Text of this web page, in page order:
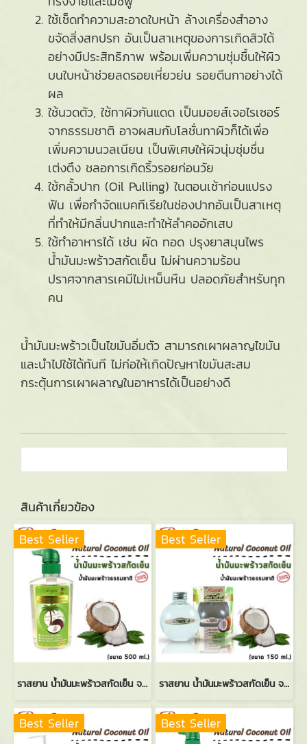
ใช้เช็ดทำความสะอาดใบหน้า ล้างเครื่องสำอาง
ขจัดสิ่งสกปรก อันเป็นสาเหตุของการเกิดสิวได้
อย่างมีประสิทธิภาพ พร้อมเพิ่มความชุ่มชื้นให้ผิว
บนใบหน้าช่วยลดรอยเหี่ยวย่น รอยตีนกาอย่างได้
ผล
ใช้นวดตัว, ใช้ทาผิวกันแดด เป็นมอยส์เจอไรเซอร์
จากธรรมชาติ อาจผสมกับโลชั่นทาผิวก็ได้เพื่อ
เพิ่มความนวลเนียน เป็นพิเศษให้ผิวนุ่มชุ่มชื่น
เต่งตึง ชลอการเกิดริ้วรอยก่อนวัย
ใช้กลั้วปาก (Oil Pulling) ในตอนเช้าก่อนแปรง
ฟัน เพื่อกำจัดแบคทีเรียในช่องปากอันเป็นสาเหตุ
ที่ทำให้มีกลิ่นปากและทำให้ลำคออักเสบ
ใช้ทำอาหารได้ เช่น ผัด ทอด ปรุงยาสมุนไพร
น้ำมันมะพร้าวสกัดเย็น ไม่ผ่านความร้อน
ปราศจากสารเคมีไม่เหม็นหืน ปลอดภัยสำหรับทุก
คน
น้ำมันมะพร้าวเป็นไขมันอิ่มตัว สามารถเผาผลาญไขมัน
และนำไปใช้ได้ทันที ไม่ก่อให้เกิดปัญหาไขมันสะสม
กระตุ้นการเผาผลาญในอาหารได้เป็นอย่างดี
สินค้าเกี่ยวข้อง
Best Seller
ราสยาน น้ำมันมะพร้าวสกัดเย็น จากธรรมชาติ 100% (500 ml.)
Best Seller
ราสยาน น้ำมันมะพร้าวสกัดเย็น จากธรรมชาติ 100% (150 ml.)
Best Seller Best Seller